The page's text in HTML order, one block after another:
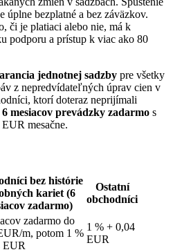
úplne bezplatné a bez záväzkov.
či je platiaci alebo nie, má k
podporu a prístup k viac ako 80
jednotnej sadzby pre všetky
z nepredvídateľných úprav cien v
ktorí doteraz neprijímali
6 mesiacov prevádzky zadarmo s
mesačne.
bez histórie
kariet (6
zadarmo)
Ostatní
obchodníci
zadarmo do
m, potom 1 %
EUR
1 % + 0,04
EUR